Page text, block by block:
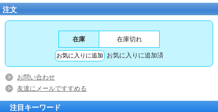
注文
在庫 在庫切れ
お気に入りに追加済
お問い合わせ
友達にメールですすめる
注目キーワード